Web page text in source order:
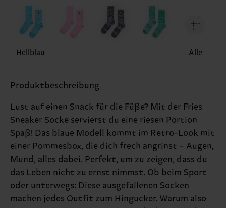
Hellblau Alle
Produktbeschreibung
Lust auf einen Snack für die Füße? Mit der Fries
Sneaker Socke servierst du eine riesen Portion
Spaß! Das blaue Modell kommt im Retro-Look mit
einer Pommesbox, die dich frech angrinst – Augen,
Mund, alles dabei. Perfekt, um zu zeigen, dass du
das Leben nicht zu ernst nimmst. Ob beim Sport
oder unterwegs: Diese ausgefallenen Socken
machen jedes Outfit zum Hingucker. Warum also